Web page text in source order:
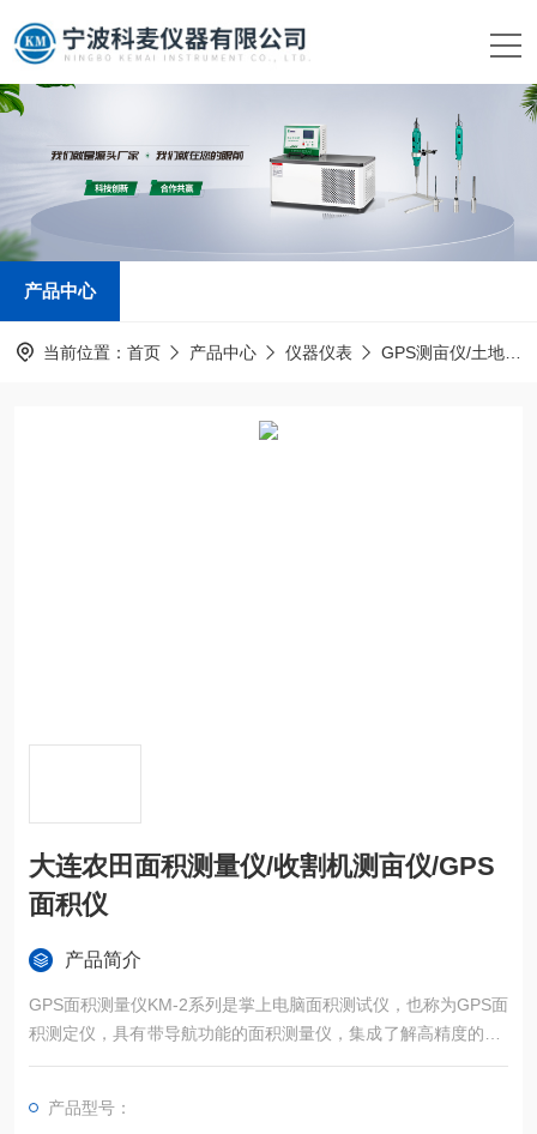
产品中心
当前位置： 首页 产品中心 仪器仪表 GPS测亩仪/土地面积测量仪
大连农田面积测量仪/收割机测亩仪/GPS
面积仪
产品简介
GPS面积测量仪KM-2系列是掌上电脑面积测试仪，也称为GPS面
积测定仪，具有带导航功能的面积测量仪，集成了解高精度的GP
S定位系统、精确的面积计算方法和智能化的掌上电脑系统，能
产品型号：